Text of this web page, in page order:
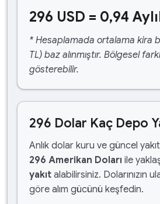
296 USD = 0,94
* Hesaplamada ortalama kira
TL) baz alınmıştır. Bölgesel
gösterebilir.
296 Dolar Kaç Depo
Anlık dolar kuru ve güncel
296 Amerikan Doları ile
yakıt alabilirsiniz. Dolarınızın
göre alım gücünü keşfedin.